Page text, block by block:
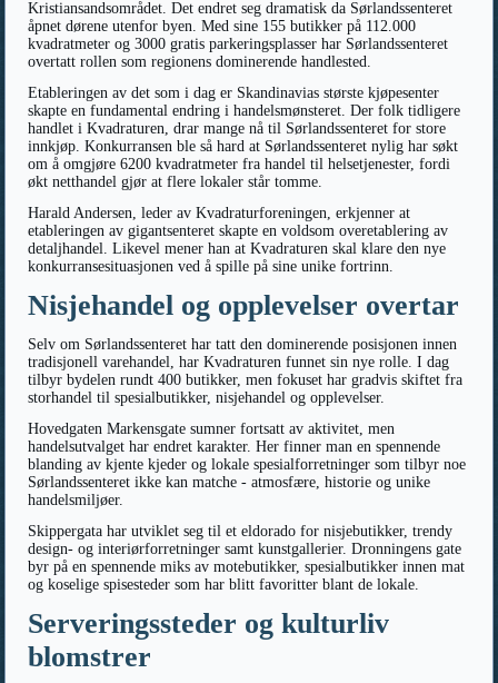
Kristiansandsområdet. Det endret seg dramatisk da Sørlandssenteret
åpnet dørene utenfor byen. Med sine 155 butikker på 112.000
kvadratmeter og 3000 gratis parkeringsplasser har Sørlandssenteret
overtatt rollen som regionens dominerende handlested.
Etableringen av det som i dag er Skandinavias største kjøpesenter
skapte en fundamental endring i handelsmønsteret. Der folk tidligere
handlet i Kvadraturen, drar mange nå til Sørlandssenteret for store
innkjøp. Konkurransen ble så hard at Sørlandssenteret nylig har søkt
om å omgjøre 6200 kvadratmeter fra handel til helsetjenester, fordi
økt netthandel gjør at flere lokaler står tomme.
Harald Andersen, leder av Kvadraturforeningen, erkjenner at
etableringen av gigantsenteret skapte en voldsom overetablering av
detaljhandel. Likevel mener han at Kvadraturen skal klare den nye
konkurransesituasjonen ved å spille på sine unike fortrinn.
Nisjehandel og opplevelser overtar
Selv om Sørlandssenteret har tatt den dominerende posisjonen innen
tradisjonell varehandel, har Kvadraturen funnet sin nye rolle. I dag
tilbyr bydelen rundt 400 butikker, men fokuset har gradvis skiftet fra
storhandel til spesialbutikker, nisjehandel og opplevelser.
Hovedgaten Markensgate sumner fortsatt av aktivitet, men
handelsutvalget har endret karakter. Her finner man en spennende
blanding av kjente kjeder og lokale spesialforretninger som tilbyr noe
Sørlandssenteret ikke kan matche - atmosfære, historie og unike
handelsmiljøer.
Skippergata har utviklet seg til et eldorado for nisjebutikker, trendy
design- og interiørforretninger samt kunstgallerier. Dronningens gate
byr på en spennende miks av motebutikker, spesialbutikker innen mat
og koselige spisesteder som har blitt favoritter blant de lokale.
Serveringssteder og kulturliv
blomstrer